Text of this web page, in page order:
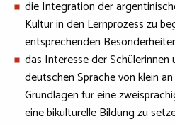
die Integration der
Kultur in den Lernprozess zu
entsprechenden
das Interesse der Schülerinnen
deutschen Sprache von klein
Grundlagen für eine
eine bikulturelle Bildung zu